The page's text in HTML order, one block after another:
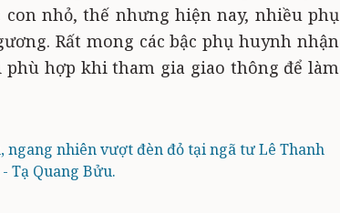
nhỏ, thế nhưng hiện nay, nhiều phụ
Rất mong các bậc phụ huynh nhận
hợp khi tham gia giao thông để làm
ngang nhiên vượt đèn đỏ tại ngã tư Lê Thanh
Tạ Quang Bửu.